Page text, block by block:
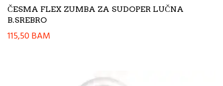
ČESMA FLEX ZUMBA ZA SUDOPER LUČNA
B.SREBRO
115,50BAM